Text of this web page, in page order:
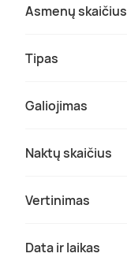
Asmenų skaičius
Tipas
Galiojimas
Naktų skaičius
Vertinimas
Data ir laikas